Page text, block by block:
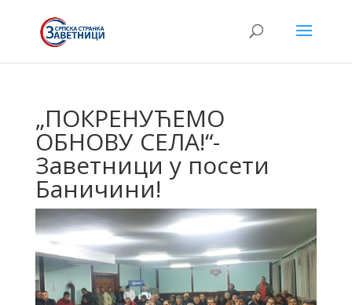
„ПОКРЕНУЋЕМО
ОБНОВУ СЕЛА!“-
Заветници у посети
Баничини!